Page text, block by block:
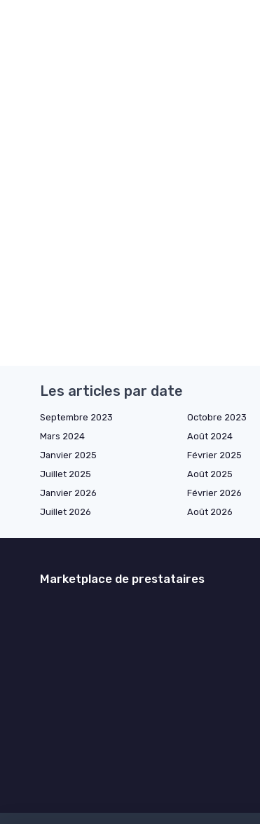
Les articles par date
Septembre 2023 Octobre 2023
Mars 2024
Août 2024
Janvier 2025
Février 2025
Juillet 2025
Août 2025
Janvier 2026
Février 2026
Juillet 2026
Août 2026
Marketplace de prestataires